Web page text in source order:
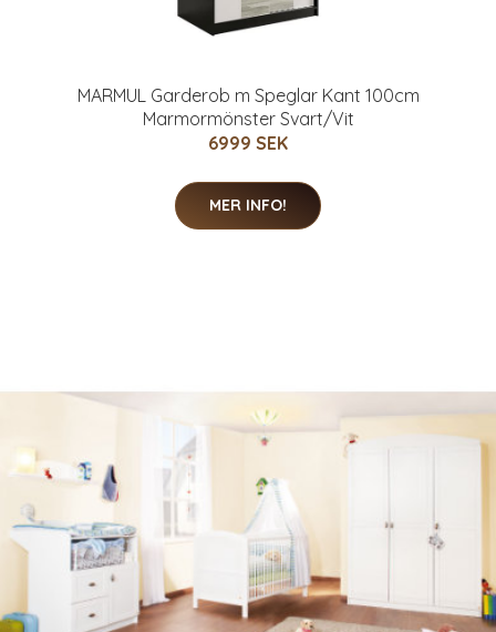
MARMUL Garderob m Speglar Kant 100cm
Marmormönster Svart/Vit
6999 SEK
MER INFO!